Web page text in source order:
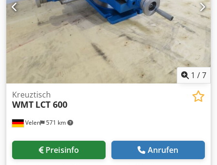
1 /7
Velen 571 km
Kreuztisch
WMT LCT 600
Preisinfo Anrufen